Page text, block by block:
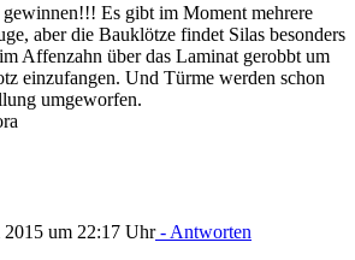
Es gibt im Moment mehrere
aber die Bauklötze findet Silas besonders
Affenzahn über das Laminat gerobbt um
einzufangen. Und Türme werden schon
umgeworfen.
um 22:17 Uhr- Antworten